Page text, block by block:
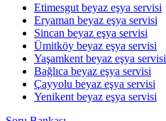
Etimesgut beyaz eşya servisi
Eryaman beyaz eşya servisi
Sincan beyaz eşya servisi
Ümitköy beyaz eşya servisi
Yaşamkent beyaz eşya servisi
Bağlıca beyaz eşya servisi
Çayyolu beyaz eşya servisi
Yenikent beyaz eşya servisi